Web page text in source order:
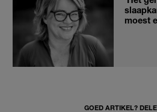
moest
GOED ARTIKEL?